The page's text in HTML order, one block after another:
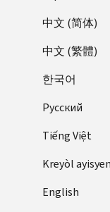
中文 (简体)
中文 (繁體)
한국어
Pусский
Tiếng Việt
Kreyòl
English